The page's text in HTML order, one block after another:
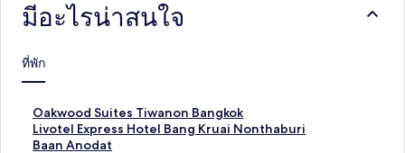
มีอะไรน่าสนใจ
ที่พัก
Oakwood Suites Tiwanon Bangkok
ลิ
ง
ก์
Livotel Express Hotel Bang Kruai Nonthaburi
ลิ
ง
Baan Anodat
ลิ